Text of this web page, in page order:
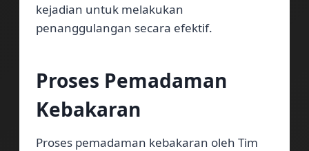
kejadian untuk melakukan
penanggulangan secara efektif.
Proses Pemadaman
Kebakaran
Proses pemadaman kebakaran oleh Tim